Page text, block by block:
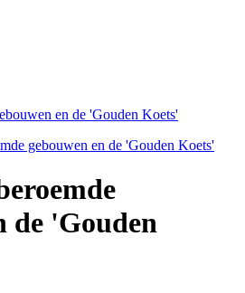
de 'Gouden